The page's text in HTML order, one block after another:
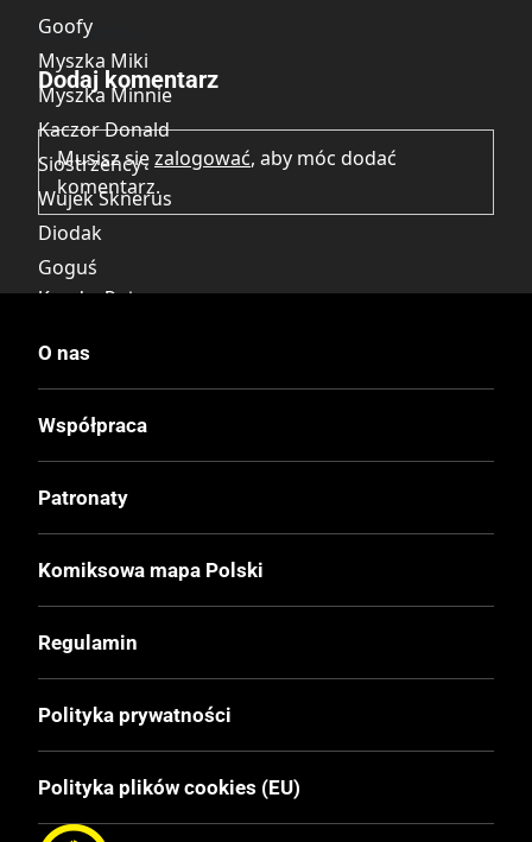
Goofy
Myszka Miki
Myszka Minnie
Kaczor Donald
Siostrzeńcy
Wujek Sknerus
Diodak
Goguś
Kaczka Daisy
Wydawca Polski
Ehapa Verlag
Data Wydania
Druk
Brak opinii.
Dodaj komentarz
Musisz sięzalogować, aby móc dodać
komentarz.
O nas
Współpraca
Patronaty
Komiksowa mapa Polski
Regulamin
Polityka prywatności
Polityka plików cookies (EU)